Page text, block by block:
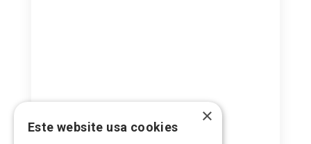
×
Este website usa cookies